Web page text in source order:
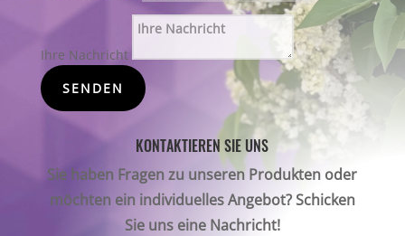
Ihre Nachricht
SENDEN
KONTAKTIEREN SIE UNS
Sie haben Fragen zu unseren Produkten oder
möchten ein individuelles Angebot? Schicken
Sie uns eine Nachricht!